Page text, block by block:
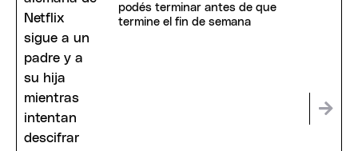
podés terminar antes de que
termine el fin de semana